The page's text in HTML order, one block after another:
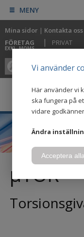
MENY
Vi använder
Här använder vi
ska fungera på
vidare
Ändra
Acceptera alla
Mina sidor | Kontakta oss
FÖRETAG
EXKL. MOMS
| PRIVAT
0
µTOR